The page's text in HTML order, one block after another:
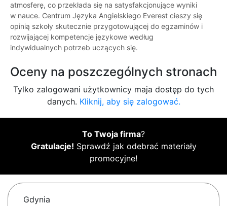
atmosferę, co przekłada się na satysfakcjonujące wyniki
w nauce. Centrum Języka Angielskiego Everest cieszy się
opinią szkoły skutecznie przygotowującej do egzaminów i
rozwijającej kompetencje językowe według
indywidualnych potrzeb uczących się.
Oceny na poszczególnych stronach
Tylko zalogowani użytkownicy maja dostęp do tych
danych. Kliknij, aby się zalogować.
To Twoja firma?
Gratulacje! Sprawdź jak odebrać materiały
promocyjne!
Gdynia